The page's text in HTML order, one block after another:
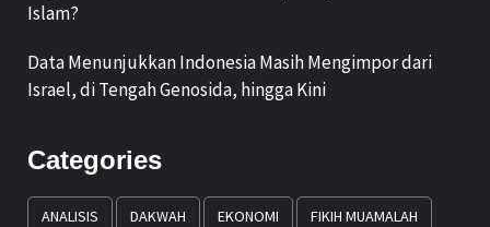
Islam?
Data Menunjukkan Indonesia Masih Mengimpor dari
Israel, di Tengah Genosida, hingga Kini
Categories
ANALISIS DAKWAH EKONOMI FIKIH MUAMALAH